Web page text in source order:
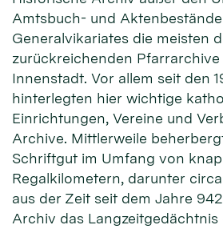
Amtsbuch- und
Generalvikariates die meisten
zurückreichenden
Innenstadt. Vor allem seit den
hinterlegten hier wichtige
Einrichtungen, Vereine und
Archive. Mittlerweile
Schriftgut im Umfang von
Regalkilometern, darunter
aus der Zeit seit dem Jahre
Archiv das Langzeitgedächtnis